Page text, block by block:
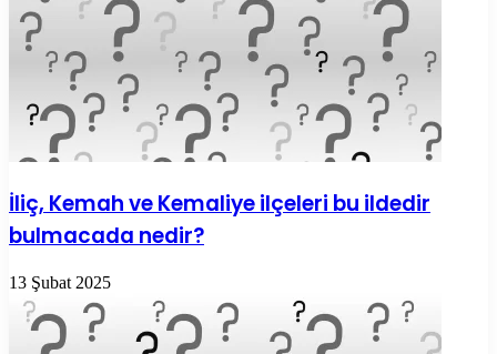
İliç, Kemah ve Kemaliye ilçeleri bu ildedir
bulmacada nedir?
13 Şubat 2025